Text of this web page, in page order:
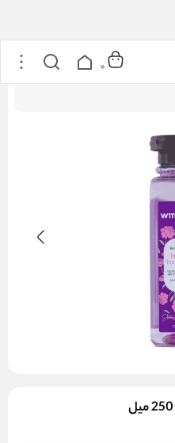
شامپو بدن پینک پیونی ویت یو 250 میل
0